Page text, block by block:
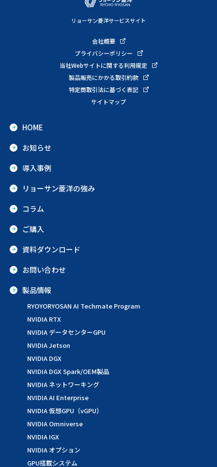
リョーサン菱洋サービスサイト
会社概要
プライバシーポリシー
当社Webサイトに関する利用規定
製品販売にかかる取引約款
特定商取引法に基づく表記
サイトマップ
HOME
お知らせ
導入事例
リョーサン菱洋の強み
コラム
ご購入
資料ダウンロード
お問い合わせ
製品情報
RYOYORYOSAN AI Techmate Program
NVIDIA RTX
NVIDIA データセンターGPU
NVIDIA Jetson
NVIDIA DGX
NVIDIA DGX Spark/OEM製品
NVIDIA ネットワーキング
NVIDIA AI Enterprise
NVIDIA 仮想GPU（vGPU）
NVIDIA Omniverse
NVIDIA IGX
NVIDIA オプション
GPU搭載システム